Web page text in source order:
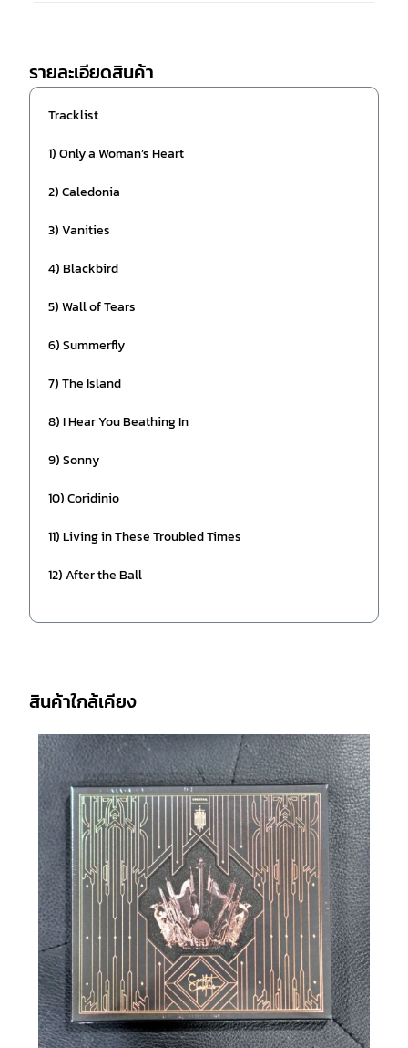
รายละเอียดสินค้า
Tracklist
1) Only a Woman’s Heart
2) Caledonia
3) Vanities
4) Blackbird
5) Wall of Tears
6) Summerfly
7) The Island
8) I Hear You Beathing In
9) Sonny
10) Coridinio
11) Living in These Troubled Times
12) After the Ball
สินค้าใกล้เคียง